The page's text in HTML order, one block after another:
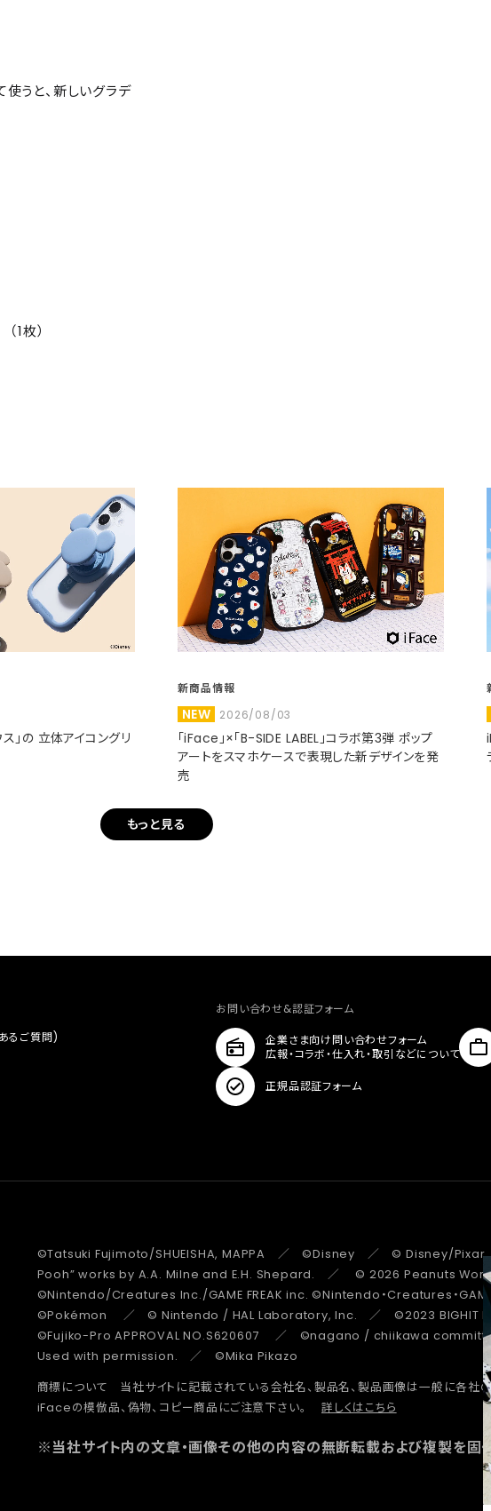
うと、新しいグラデ
1枚）
」の 立体アイコングリ
新商品情報
NEW 2026/08/03
「iFace」×「B-SIDE LABEL」コラボ第3弾 ポップ
アートをスマホケースで表現した新デザインを発
売
もっと見る
るご質問)
お問い合わせ&認証フォーム
企業さま向け問い合わせフォーム
広報・コラボ・仕入れ・取引などについて
正規品認証フォーム
©Tatsuki Fujimoto/SHUEISHA, MAPPA ／ ©Disney ／ © Disney/Pixar
Pooh” works by A.A. Milne and E.H. Shepard. ／ © 2026 Peanuts
©Nintendo/Creatures Inc./GAME FREAK inc. ©Nintendo・Creatures・GAME
©Pokémon ／ © Nintendo / HAL Laboratory, Inc. ／ ©2023 BIGHIT
©Fujiko-Pro APPROVAL NO.S620607 ／ ©nagano / chiikawa
Used with permission. ／ ©Mika Pikazo
商標について 当社サイトに記載されている会社名、製品名、製品画像は一般に各社
iFaceの模倣品、偽物、コピー商品にご注意下さい。
詳しくはこちら
※当社サイト内の文章・画像その他の内容の無断転載および複製を固く